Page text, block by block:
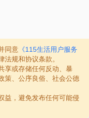
同意 《115生活用户服务
法规和协议条款。
享或存储任何反动、暴
策、公序良俗、社会公德
益，避免发布任何可能侵